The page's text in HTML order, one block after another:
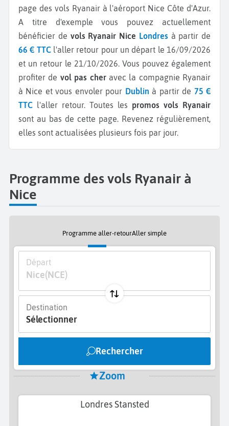
page des vols Ryanair à l'aéroport Nice Côte d'Azur.
A titre d'exemple vous pouvez actuellement
bénéficier de vols Ryanair Nice Londres à partir de
66 € TTC l'aller retour pour un départ le 16/09/2026
et un retour le 21/10/2026. Vous pouvez également
profiter de vol pas cheravec la compagnie Ryanair
à Nice et vous envoler pour Dublin à partir de 75 €
TTC l'aller retour. Toutes les promos vols Ryanair
sont au bas de cette page. Revenez régulièrement,
elles sont actualisées plusieurs fois par jour.
Programme des vols Ryanair à
Nice
Programme aller-retourAller simple
Départ
Nice(NCE)
Destination
Sélectionner
Rechercher
Zoom
Londres Stansted